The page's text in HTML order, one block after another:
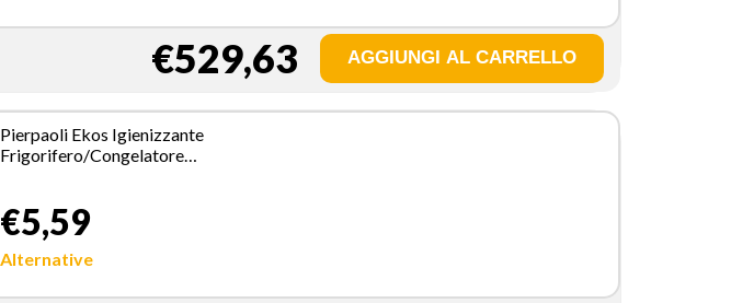
€529,63
Pierpaoli Ekos Igienizzante
Frigorifero/Congelatore
€5,59
Alternative